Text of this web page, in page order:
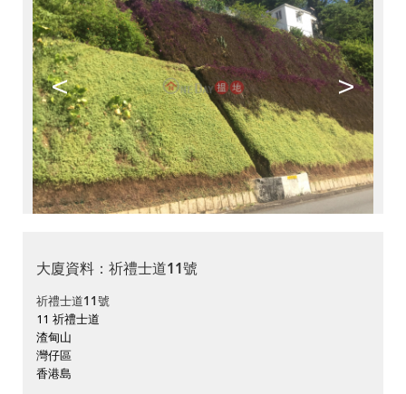
< >
大廈資料：祈禮士道11號
祈禮士道11號
11 祈禮士道
渣甸山
灣仔區
香港島